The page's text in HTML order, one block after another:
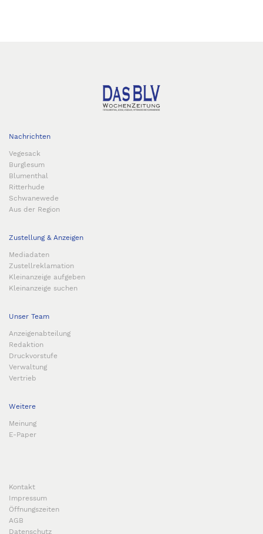
Nachrichten
Vegesack
Burglesum
Blumenthal
Ritterhude
Schwanewede
Aus der Region
Zustellung & Anzeigen
Mediadaten
Zustellreklamation
Kleinanzeige aufgeben
Kleinanzeige suchen
Unser Team
Anzeigenabteilung
Redaktion
Druckvorstufe
Verwaltung
Vertrieb
Weitere
Meinung
E-Paper
Kontakt
Impressum
Öffnungszeiten
AGB
Datenschutz